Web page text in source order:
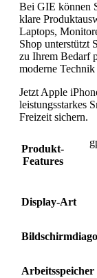
Bei GIE können
klare
Laptops,
Shop unterstützt
zu Ihrem Bedarf
moderne Technik
Jetzt Apple
leistungsstarkes
Freizeit sichern.
Produkt-
Features
Display-Art
Arbeitsspeicher